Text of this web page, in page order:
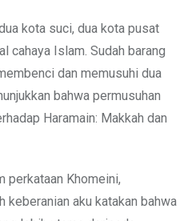
kota suci, dua kota pusat
cahaya Islam. Sudah barang
dan memusuhi dua
bahwa permusuhan
Haramain: Makkah dan
perkataan Khomeini,
keberanian aku katakan bahwa